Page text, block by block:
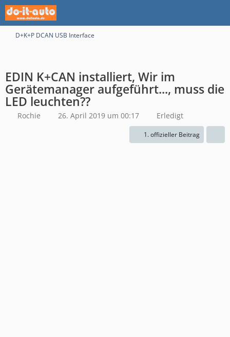
D+K+P DCAN USB Interface
EDIN K+CAN installiert, Wir im
Gerätemanager aufgeführt..., muss die
LED leuchten??
Rochie 26. April 2019 um 00:17 Erledigt
1. offizieller Beitrag